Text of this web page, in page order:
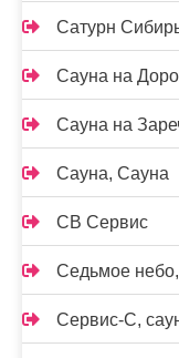
Сатурн
Сауна на
Сауна на
Сауна, Сауна
СВ Сервис
Седьмое
Сервис-С,